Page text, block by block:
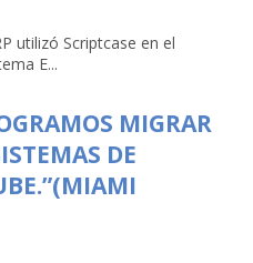
utilizó Scriptcase en el
E...
MIGRAR
DE